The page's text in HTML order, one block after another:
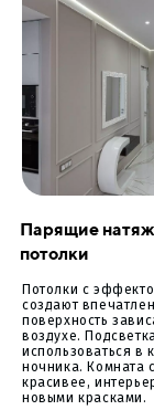
Парящие
потолки
Потолки с
создают
поверхность
воздухе.
использоваться в
ночника. Комната
красивее,
новыми красками.